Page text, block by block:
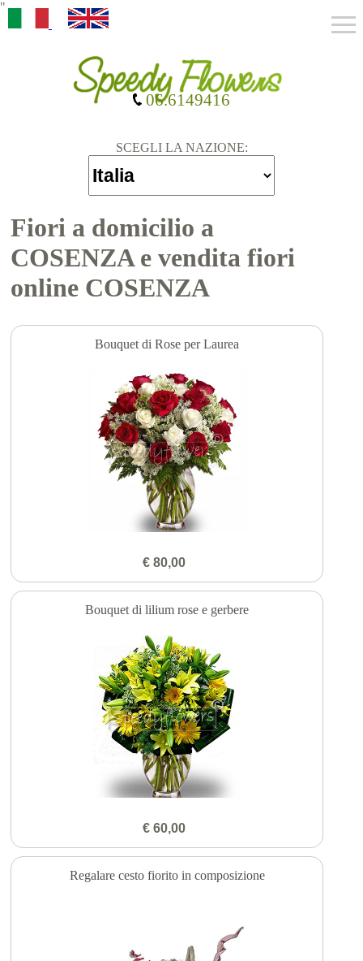
"
SCEGLI LA NAZIONE:
06.6149416
Fiori a domicilio a
COSENZA e vendita fiori
online COSENZA
Bouquet di Rose per Laurea
€ 80,00
Bouquet di lilium rose e gerbere
€ 60,00
Regalare cesto fiorito in composizione